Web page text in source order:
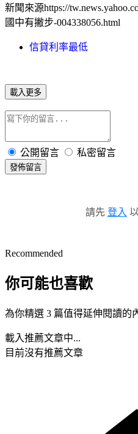
新聞來源https://
國中有撇步-004338056.html
信貸利率最低
載入更多
公開留言 私密留言
發佈留言
請先 登入
Recommended
你可能也喜歡
為你精選 3 篇值得延伸閱讀的
載入推薦文章中...
目前沒有推薦文章